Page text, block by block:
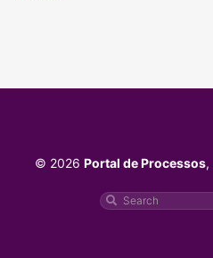
© 2026 Portal de Processos,
Pesquisar